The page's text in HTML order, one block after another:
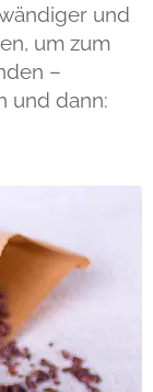
und
um zum
–
und dann: